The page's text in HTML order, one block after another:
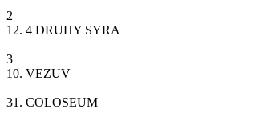
2
12. 4 DRUHY SYRA
3
10. VEZUV
31. COLOSEUM